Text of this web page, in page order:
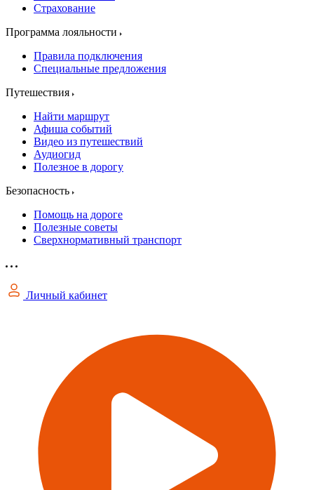
Страхование
Программа лояльности
Правила подключения
Специальные предложения
Путешествия
Найти маршрут
Афиша событий
Видео из путешествий
Аудиогид
Полезное в дорогу
Безопасность
Помощь на дороге
Полезные советы
Сверхнормативный транспорт
Личный кабинет